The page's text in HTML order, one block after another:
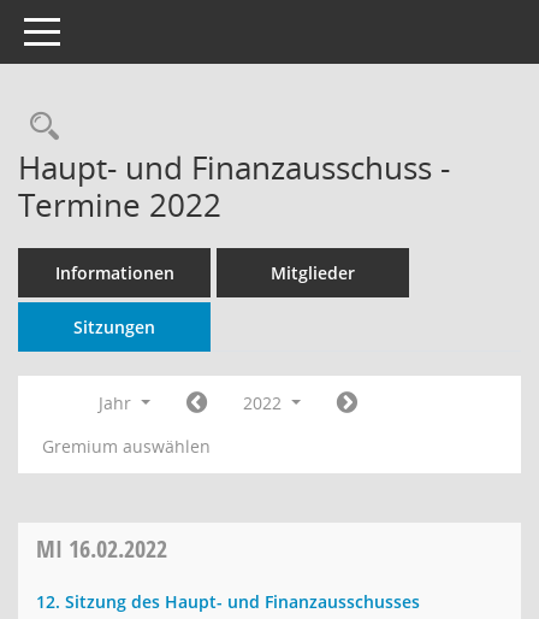
Toggle navigation
Rechercheauswahl
Haupt- und Finanzausschuss -
Termine 2022
Informationen Mitglieder
Sitzungen
Jahr
2022
Gremium auswählen
MI 16.02.2022
12. Sitzung des Haupt- und Finanzausschusses